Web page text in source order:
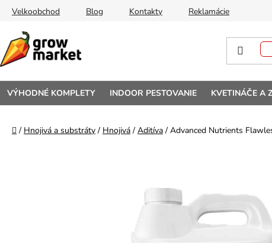
Prejsť na obsah
Velkoobchod Blog Kontakty Reklamácie
VÝHODNÉ KOMPLETY INDOOR PESTOVANIE KVETINÁČE A
Domov
/ Hnojivá a substráty / Hnojivá / Aditíva / Advanced Nutrients